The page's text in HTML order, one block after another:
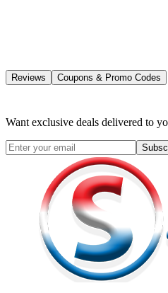
Reviews Coupons & Promo Codes
Want exclusive deals delivered to